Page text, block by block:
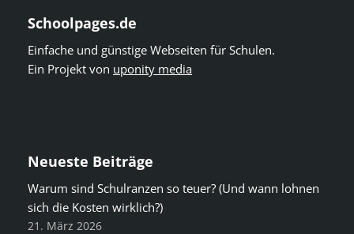
Schoolpages.de
Einfache und günstige Webseiten für Schulen.
Ein Projekt von uponity media
Neueste Beiträge
Warum sind Schulranzen so teuer? (Und wann lohnen
sich die Kosten wirklich?)
21. März 2026